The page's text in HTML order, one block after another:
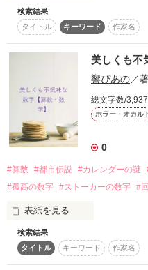
同じ"さくらい"の2人は
運命の相手?
先生(講師)と生徒の禁断です
完結しました。
2010/09/06 更新スタート
2010/09/30 完結
誤字脱字を訂正した
作
検索結果
タイトル
キーワード 作家名
美しくも不
響ぴあの／
総文字数/3,937
ホラー・オカル
0
#算数 #都市伝説 #カレンダーの謎
#孤高の数字 #ストーカーの数字 #
表紙を見る
悪魔の数字、ストーカーの数
数、呪われた数、「1年生に
というこわい都市伝説、誕
検索結果
タイトル
キーワード 作家名